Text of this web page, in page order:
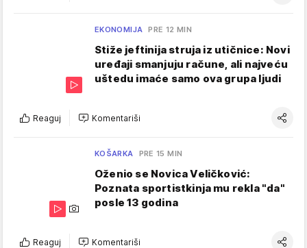
EKONOMIJA PRE 12 MIN
Stiže jeftinija struja iz utičnice: Novi
uređaji smanjuju račune, ali najveću
uštedu imaće samo ova grupa ljudi
Reaguj Komentariši
KOŠARKA PRE 15 MIN
Oženio se Novica Veličković:
Poznata sportistkinja mu rekla "da"
posle 13 godina
Reaguj Komentariši